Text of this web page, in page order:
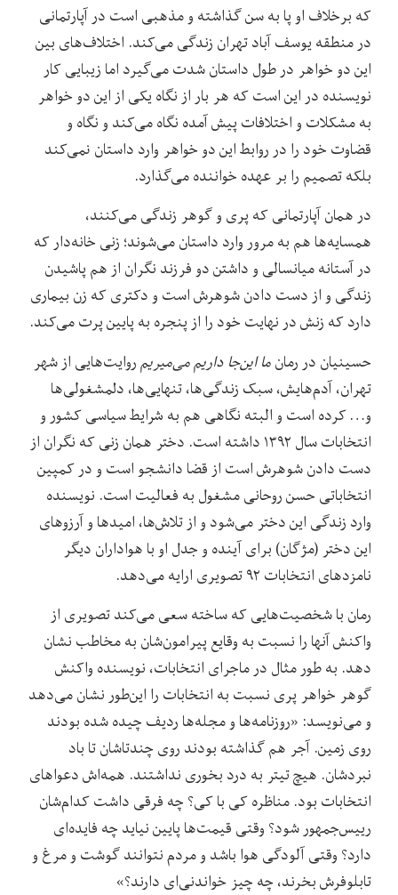
که برخلاف او پا به سن گذاشته و مذهبی است در آپارتمانی
در منطقه یوسف آباد تهران زندگی می‌کند. اختلاف‌های بین
این دو خواهر در طول داستان شدت می‌گیرد اما زیبایی کار
نویسنده در این است که هر بار از نگاه یکی از این دو خواهر
به مشکلات و اختلافات پیش آمده نگاه می‌کند و نگاه و
قضاوت خود را در روابط این دو خواهر وارد داستان نمی‌کند
بلکه تصمیم را بر عهده خواننده می‌گذارد.
در همان آپارتمانی که پری و گوهر زندگی می‌کنند،
همسایه‌ها هم به مرور وارد داستان می‌شوند؛ زنی خانه‌دار که
در آستانه میانسالی و داشتن دو فرزند نگران از هم پاشیدن
زندگی و از دست دادن شوهرش است و دکتری که زن بیماری
دارد که زنش در نهایت خود را از پنجره به پایین پرت می‌کند.
حسینیان در رمانما این‌جا داریم می‌میریمروایت‌هایی از شهر
تهران، آدم‌هایش، سبک زندگی‌ها، تنهایی‌ها، دلمشغولی‌ها
و… کرده است و البته نگاهی هم به شرایط سیاسی کشور و
انتخابات سال ۱۳۹۲ داشته است. دختر همان زنی که نگران از
دست دادن شوهرش است از قضا دانشجو است و در کمپین
انتخاباتی حسن روحانی مشغول به فعالیت است. نویسنده
وارد زندگی این دختر می‌شود و از تلاش‌ها، امید‌ها و آرزوهای
این دختر (مژگان) برای آینده و جدل او با هواداران دیگر
نامزدهای انتخابات ۹۲ تصویری ارایه می‌دهد.
رمان با شخصیت‌هایی که ساخته سعی می‌کند تصویری از
واکنش آنها را نسبت به وقایع پیرامون‌شان به مخاطب نشان
دهد. به طور مثال در ماجرای انتخابات، نویسنده واکنش
گوهر خواهر پری نسبت به انتخابات را این‌طور نشان می‌دهد
و می‌نویسد: «روزنامه‌ها و مجله‌ها ردیف چیده شده بودند
روی زمین. آجر هم گذاشته بودند روی چندتاشان تا باد
نبردشان. هیچ تیتر به درد بخوری نداشتند. همه‌اش دعواهای
انتخابات بود. مناظره کی با کی؟ چه فرقی داشت کدام‌شان
رییس‌جمهور شود؟ وقتی قیمت‌ها پایین نیاید چه فایده‌ای
دارد؟ وقتی آلودگی هوا باشد و مردم نتوانند گوشت و مرغ و
تابلوفرش بخرند، چه چیز خواندنی‌ای دارند؟»